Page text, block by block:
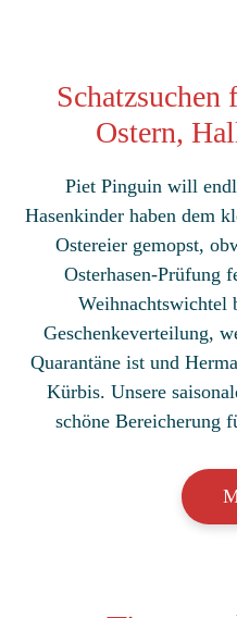
Schatzsuchen
Ostern,
Piet Pinguin will
Hasenkinder haben dem
Ostereier gemopst,
Osterhasen-Prüfung
Weihnachtswichtel
Geschenkeverteilung,
Quarantäne ist und
Kürbis. Unsere
schöne Bereicherung